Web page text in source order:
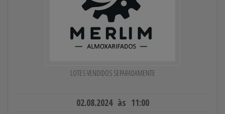
LOTES VENDIDOS SEPARADAMENTE
02.08.2024 às 11:00